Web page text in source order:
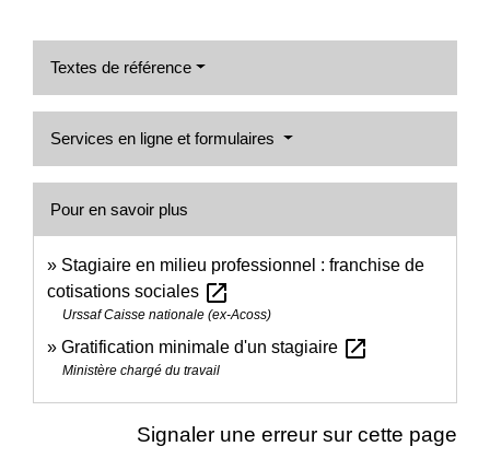
Textes de référence
Services en ligne et formulaires
Pour en savoir plus
Stagiaire en milieu professionnel : franchise de
cotisations sociales open_in_new
Urssaf Caisse nationale (ex-Acoss)
Gratification minimale d'un stagiaire open_in_new
Ministère chargé du travail
Signaler une erreur sur cette page